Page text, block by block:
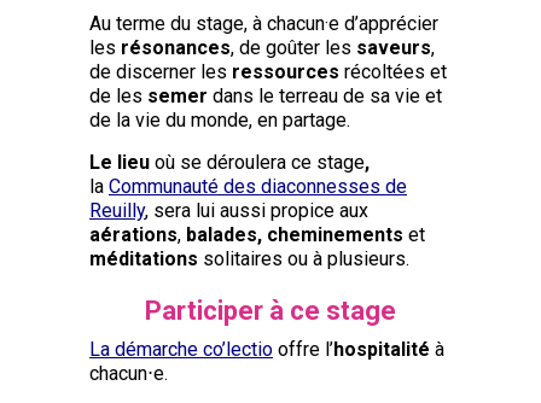
Au terme du stage, à chacun·e d’apprécier
les résonances, de goûter les saveurs,
de discerner les ressources récoltées et
de les semer dans le terreau de sa vie et
de la vie du monde, en partage.
Le lieu où se déroulera ce stage,
la Communauté des diaconnesses de
Reuilly, sera lui aussi propice aux
aérations, balades, cheminements et
méditations solitaires ou à plusieurs.
Participer à ce stage
La démarche co’lectio offre l’hospitalité à
chacun⋅e.